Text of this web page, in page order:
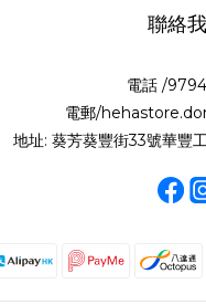
聯絡
電話 /9794
電郵/
地址: 葵芳葵豐街33號華豐